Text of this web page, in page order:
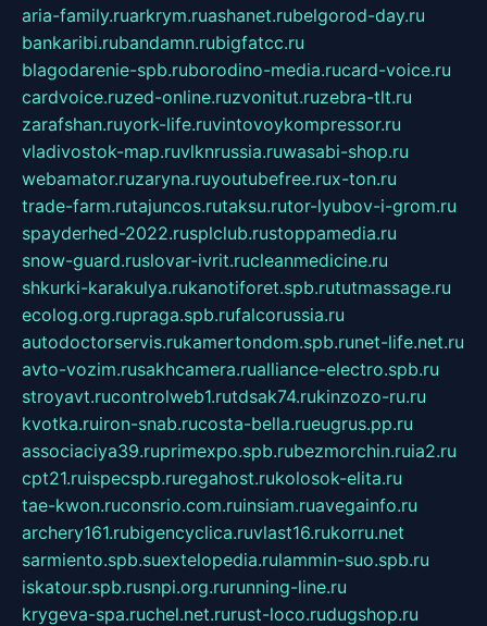
aria-family.ruarkrym.ruashanet.rubelgorod-day.ru
bankaribi.rubandamn.rubigfatcc.ru
blagodarenie-spb.ruborodino-media.rucard-voice.ru
cardvoice.ruzed-online.ruzvonitut.ruzebra-tlt.ru
zarafshan.ruyork-life.ruvintovoykompressor.ru
vladivostok-map.ruvlknrussia.ruwasabi-shop.ru
webamator.ruzaryna.ruyoutubefree.rux-ton.ru
trade-farm.rutajuncos.rutaksu.rutor-lyubov-i-grom.ru
spayderhed-2022.rusplclub.rustoppamedia.ru
snow-guard.ruslovar-ivrit.rucleanmedicine.ru
shkurki-karakulya.rukanotiforet.spb.rututmassage.ru
ecolog.org.rupraga.spb.rufalcorussia.ru
autodoctorservis.rukamertondom.spb.runet-life.net.ru
avto-vozim.rusakhcamera.rualliance-electro.spb.ru
stroyavt.rucontrolweb1.rutdsak74.rukinzozo-ru.ru
kvotka.ruiron-snab.rucosta-bella.rueugrus.pp.ru
associaciya39.ruprimexpo.spb.rubezmorchin.ruia2.ru
cpt21.ruispecspb.ruregahost.rukolosok-elita.ru
tae-kwon.ruconsrio.com.ruinsiam.ruavegainfo.ru
archery161.rubigencyclica.ruvlast16.rukorru.net
sarmiento.spb.suextelopedia.rulammin-suo.spb.ru
iskatour.spb.rusnpi.org.rurunning-line.ru
krygeva-spa.ruchel.net.rurust-loco.rudugshop.ru